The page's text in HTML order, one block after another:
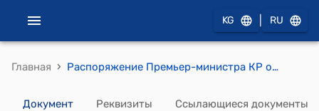
KG RU
Главная › Распоряжение Премьер-министра КР от 7 сентября 2012 года № 656 (О Токтогуловой Н.А.)
Документ Реквизиты Ссылающиеся документы